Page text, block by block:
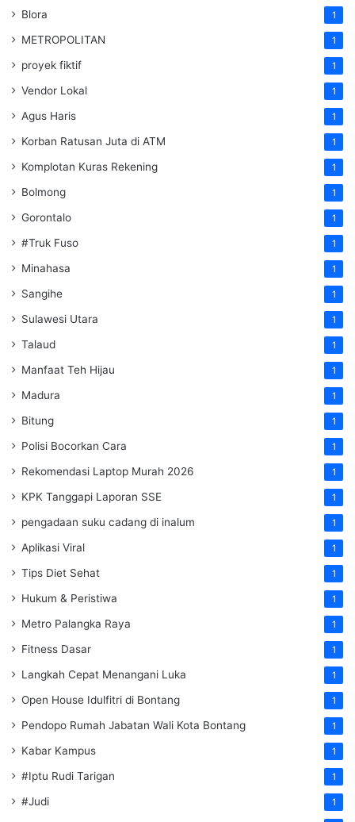
Blora 1
METROPOLITAN 1
proyek fiktif 1
Vendor Lokal 1
Agus Haris 1
Korban Ratusan Juta di ATM 1
Komplotan Kuras Rekening 1
Bolmong 1
Gorontalo 1
#Truk Fuso 1
Minahasa 1
Sangihe 1
Sulawesi Utara 1
Talaud 1
Manfaat Teh Hijau 1
Madura 1
Bitung 1
Polisi Bocorkan Cara 1
Rekomendasi Laptop Murah 2026 1
KPK Tanggapi Laporan SSE 1
pengadaan suku cadang di inalum 1
Aplikasi Viral 1
Tips Diet Sehat 1
Hukum & Peristiwa 1
Metro Palangka Raya 1
Fitness Dasar 1
Langkah Cepat Menangani Luka 1
Open House Idulfitri di Bontang 1
Pendopo Rumah Jabatan Wali Kota Bontang 1
Kabar Kampus 1
#Iptu Rudi Tarigan 1
#Judi 1